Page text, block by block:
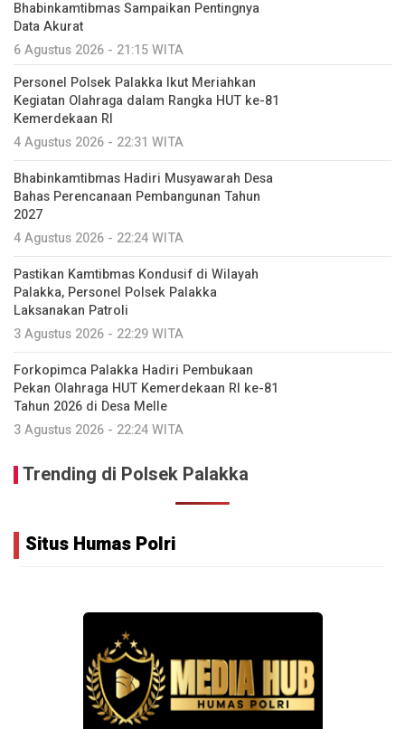
Bhabinkamtibmas Sampaikan Pentingnya
Data Akurat
6 Agustus 2026 - 21:15 WITA
Personel Polsek Palakka Ikut Meriahkan
Kegiatan Olahraga dalam Rangka HUT ke-81
Kemerdekaan RI
4 Agustus 2026 - 22:31 WITA
Bhabinkamtibmas Hadiri Musyawarah Desa
Bahas Perencanaan Pembangunan Tahun
2027
4 Agustus 2026 - 22:24 WITA
Pastikan Kamtibmas Kondusif di Wilayah
Palakka, Personel Polsek Palakka
Laksanakan Patroli
3 Agustus 2026 - 22:29 WITA
Forkopimca Palakka Hadiri Pembukaan
Pekan Olahraga HUT Kemerdekaan RI ke-81
Tahun 2026 di Desa Melle
3 Agustus 2026 - 22:24 WITA
Trending di Polsek Palakka
Situs Humas Polri